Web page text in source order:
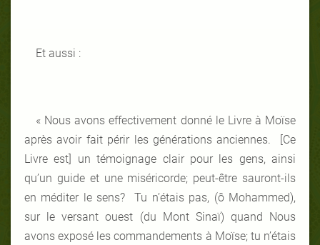
Et aussi :
« Nous avons effectivement donné le Livre à Moïse
après avoir fait périr les générations anciennes. [Ce
Livre est] un témoignage clair pour les gens, ainsi
qu’un guide et une miséricorde; peut-être sauront-ils
en méditer le sens? Tu n’étais pas, (ô Mohammed),
sur le versant ouest (du Mont Sinaï) quand Nous
avons exposé les commandements à Moïse; tu n’étais